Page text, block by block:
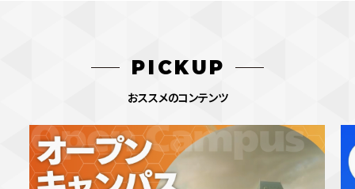
PICKUP
おススメのコンテンツ